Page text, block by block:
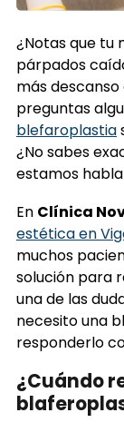
¿Notas que tu
párpados
más
preguntas
blefaroplastia
¿No sabes
estamos
En Clínica
estética en
muchos
solución para
una de las
necesito una
responderlo
¿Cuándo